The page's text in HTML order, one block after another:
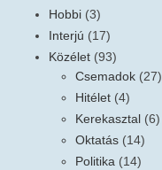
Hobbi (3)
Interjú (17)
Közélet (93)
Csemadok (27)
Hitélet (4)
Kerekasztal (6)
Oktatás (14)
Politika (14)